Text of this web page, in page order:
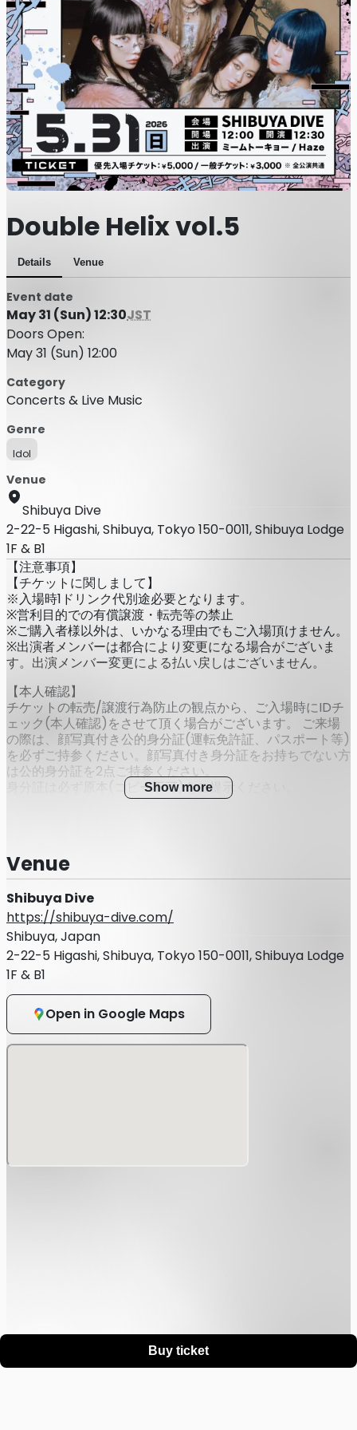
Double Helix vol.5
Details Venue
Event date
May 31 (Sun) 12:30JST
Doors Open:
May 31 (Sun) 12:00
Category
Concerts & Live Music
Genre
Idol
Venue
Shibuya Dive
2-22-5 Higashi, Shibuya, Tokyo 150-0011, Shibuya Lodge
1F & B1
【注意事項】
【チケットに関しまして】
※入場時1ドリンク代別途必要となります。
※営利目的での有償譲渡・転売等の禁止
※ご購入者様以外は、いかなる理由でもご入場頂けません。
※出演者メンバーは都合により変更になる場合がございま
す。出演メンバー変更による払い戻しはございません。
【本人確認】
チケットの転売/譲渡行為防止の観点から、ご入場時にIDチ
ェック(本人確認)をさせて頂く場合がございます。 ご来場
の際は、顔写真付き公的身分証(運転免許証、パスポート等)
を必ずご持参ください。顔写真付き身分証をお持ちでない方
は公的身分証を2点ご持参ください。
身分証は必ず原本(コピー不可)をご提示ください。
・パスポート
・マイナンバーカード
・在留カードまたは外国人登録証明書
・特別永住者証明書
害者手帳など）
・顔写真付き学生証※在学中に限る
・住民票の写し
はご入場をお断りさせていただきます。
その場合、チケット代金、交通・宿泊費などの負担もいたし
ません。
Show more
Venue
Shibuya Dive
https://shibuya-dive.com/
Shibuya, Japan
2-22-5 Higashi, Shibuya, Tokyo 150-0011, Shibuya Lodge
1F & B1
Open in Google Maps
Buy ticket